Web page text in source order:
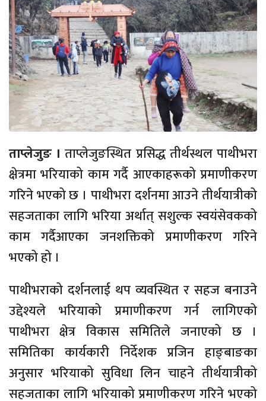
ताप्लेजुङ ।ताप्लेजुङस्थित प्रसिद्ध तीर्थस्थल पाथीभरा
क्षेत्रमा भरियाको काम गर्दै आएकाहरूको प्रमाणीकरण
गरिने भएको छ । पाथीभरा दर्शनमा आउने तीर्थयात्रीको
सहजताका लागि भरिया अर्थात् सशुल्क स्वयंसेवकको
काम गर्दैआएका जनशक्तिको प्रमाणीकरण गरिने
भएको हो ।
पाथीभराको दर्शनलाई थप व्यवस्थित र सहज बनाउने
उद्देश्यले भरियाको प्रमाणीकरण गर्न लागिएको
पाथीभरा क्षेत्र विकास समितिले जनाएको छ ।
समितिका कार्यकारी निर्देशक प्रजिन हाङ्बाङका
अनुसार भरियाको सुविधा लिन चाहने तीर्थयात्रीको
सहजताका लागि भरियाको प्रमाणीकरण गरिने भएको